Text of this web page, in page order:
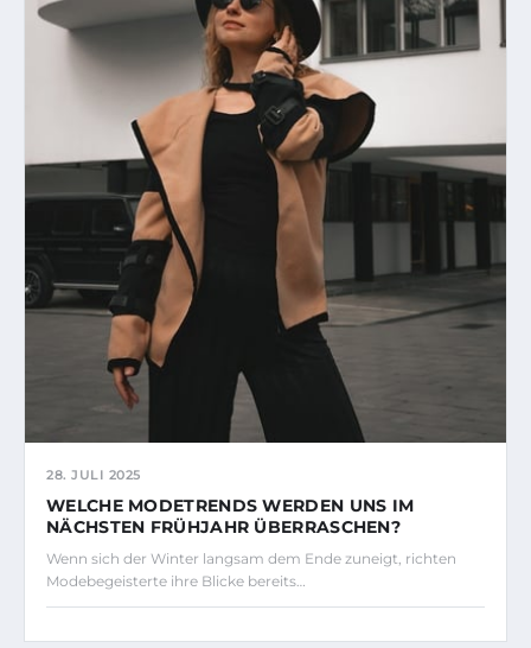
28. JULI 2025
WELCHE MODETRENDS WERDEN UNS IM
NÄCHSTEN FRÜHJAHR ÜBERRASCHEN?
Wenn sich der Winter langsam dem Ende zuneigt, richten
Modebegeisterte ihre Blicke bereits…